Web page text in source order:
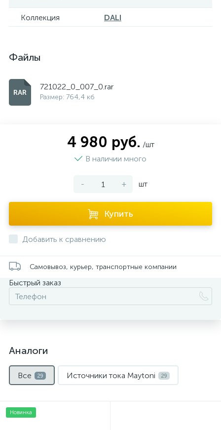
Коллекция DALI
Файлы
721022_0_007_0.rar
Размер: 764,4 кб
4 980 руб. /шт
В наличии много
- + шт
Купить
Добавить к сравнению
Самовывоз, курьер, транспортные компании
Быстрый заказ
Аналоги
Все 29 Источники тока Maytoni 29
Новинка